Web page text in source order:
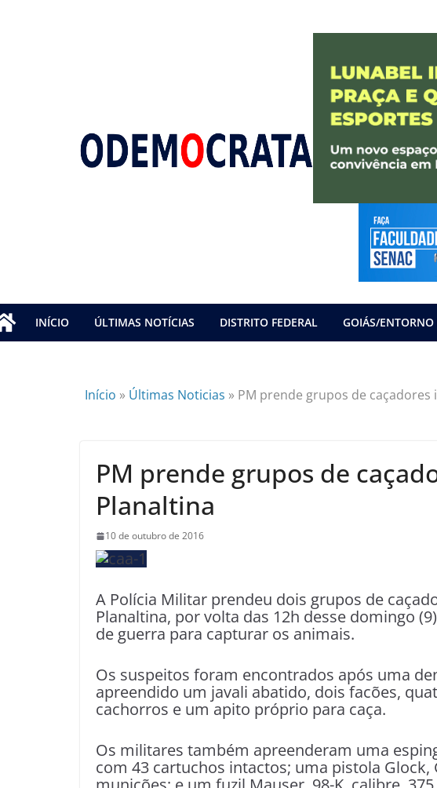
INÍCIO ÚLTIMAS NOTÍCIAS DISTRITO FEDERAL GOIÁS/ENTORNO
Início » Últimas Noticias » PM prende grupos de caçadores
PM prende grupos de
Planaltina
10 de outubro de 2016
A Polícia Militar prendeu dois grupos de
Planaltina, por volta das 12h desse domingo
de guerra para capturar os animais.
Os suspeitos foram encontrados após uma
apreendido um javali abatido, dois facões,
cachorros e um apito próprio para caça.
Os militares também apreenderam uma
com 43 cartuchos intactos; uma pistola Glock,